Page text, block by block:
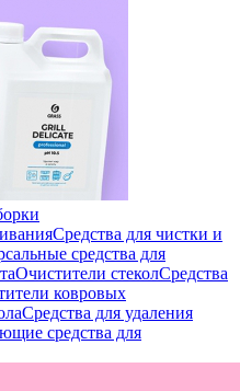
Средства для чистки и
средства для
Очистители стеколСредства
ковровых
Средства для удаления
средства для